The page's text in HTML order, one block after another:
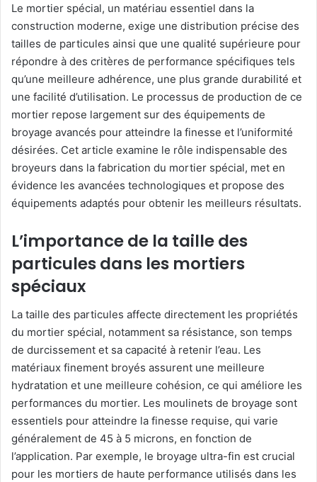
Le mortier spécial, un matériau essentiel dans la
construction moderne, exige une distribution précise des
tailles de particules ainsi que une qualité supérieure pour
répondre à des critères de performance spécifiques tels
qu’une meilleure adhérence, une plus grande durabilité et
une facilité d’utilisation. Le processus de production de ce
mortier repose largement sur des équipements de
broyage avancés pour atteindre la finesse et l’uniformité
désirées. Cet article examine le rôle indispensable des
broyeurs dans la fabrication du mortier spécial, met en
évidence les avancées technologiques et propose des
équipements adaptés pour obtenir les meilleurs résultats.
L’importance de la taille des
particules dans les mortiers
spéciaux
La taille des particules affecte directement les propriétés
du mortier spécial, notamment sa résistance, son temps
de durcissement et sa capacité à retenir l’eau. Les
matériaux finement broyés assurent une meilleure
hydratation et une meilleure cohésion, ce qui améliore les
performances du mortier. Les moulinets de broyage sont
essentiels pour atteindre la finesse requise, qui varie
généralement de 45 à 5 microns, en fonction de
l’application. Par exemple, le broyage ultra-fin est crucial
pour les mortiers de haute performance utilisés dans les